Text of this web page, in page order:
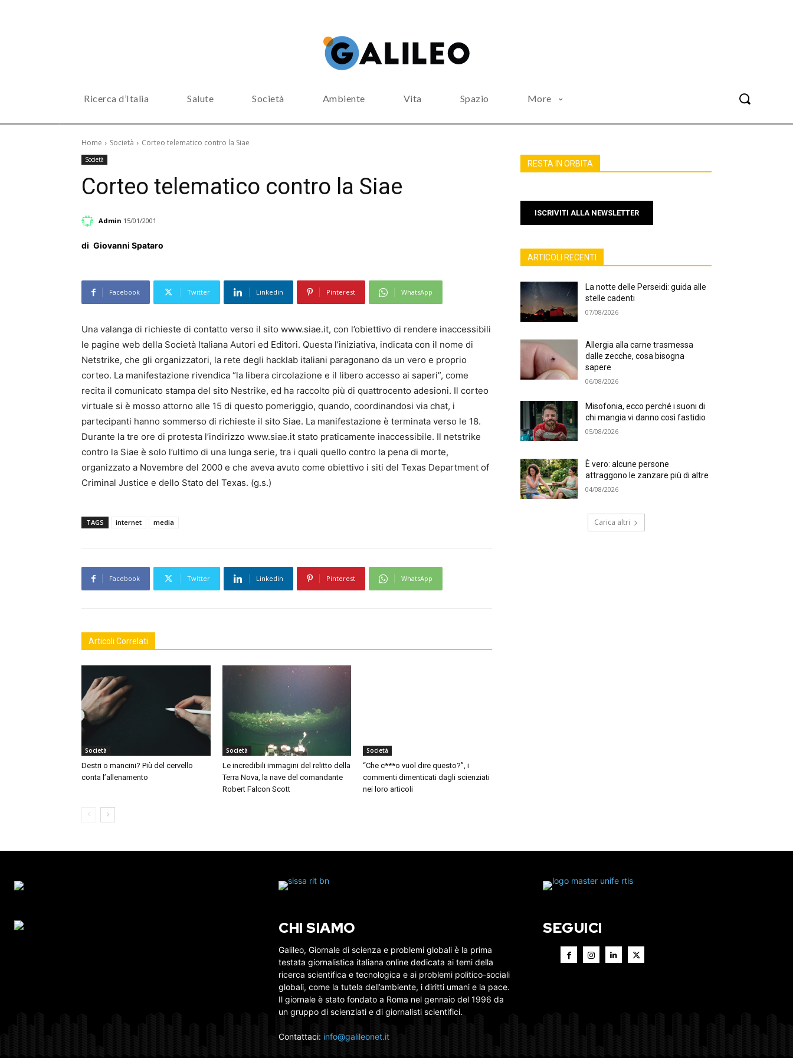
Ricerca d’Italia Salute Società Ambiente Vita Spazio More
Home Società Corteo telematico contro la Siae
Società
Corteo telematico contro la Siae
Admin 15/01/2001
di Giovanni Spataro
Facebook Twitter Linkedin Pinterest WhatsApp
Una valanga di richieste di contatto verso il sito www.siae.it, con l’obiettivo di rendere inaccessibili
le pagine web della Società Italiana Autori ed Editori. Questa l’iniziativa, indicata con il nome di
Netstrike, che gli organizzatori, la rete degli hacklab italiani paragonano da un vero e proprio
corteo. La manifestazione rivendica “la libera circolazione e il libero accesso ai saperi”, come
recita il comunicato stampa del sito Nestrike, ed ha raccolto più di quattrocento adesioni. Il corteo
virtuale si è mosso attorno alle 15 di questo pomeriggio, quando, coordinandosi via chat, i
partecipanti hanno sommerso di richieste il sito Siae. La manifestazione è terminata verso le 18.
Durante la tre ore di protesta l’indirizzo www.siae.it stato praticamente inaccessibile. Il netstrike
contro la Siae è solo l’ultimo di una lunga serie, tra i quali quello contro la pena di morte,
organizzato a Novembre del 2000 e che aveva avuto come obiettivo i siti del Texas Department of
Criminal Justice e dello Stato del Texas. (g.s.)
TAGS internet media
Facebook Twitter Linkedin Pinterest WhatsApp
Articoli Correlati
Società
Destri o mancini? Più del cervello
conta l’allenamento
Società
Le incredibili immagini del relitto della
Terra Nova, la nave del comandante
Robert Falcon Scott
Società
“Che c***o vuol dire questo?”, i
commenti dimenticati dagli scienziati
nei loro articoli
RESTA IN ORBITA
ISCRIVITI ALLA NEWSLETTER
ARTICOLI RECENTI
La notte delle Perseidi: guida alle
stelle cadenti
07/08/2026
Allergia alla carne trasmessa
dalle zecche, cosa bisogna
sapere
06/08/2026
Misofonia, ecco perché i suoni di
chi mangia vi danno così fastidio
05/08/2026
È vero: alcune persone
attraggono le zanzare più di altre
04/08/2026
Carica altri
CHI SIAMO
Galileo, Giornale di scienza e problemi globali è la prima
testata giornalistica italiana online dedicata ai temi della
ricerca scientifica e tecnologica e ai problemi politico-sociali
globali, come la tutela dell’ambiente, i diritti umani e la pace.
Il giornale è stato fondato a Roma nel gennaio del 1996 da
un gruppo di scienziati e di giornalisti scientifici.
Contattaci: info@galileonet.it
SEGUICI